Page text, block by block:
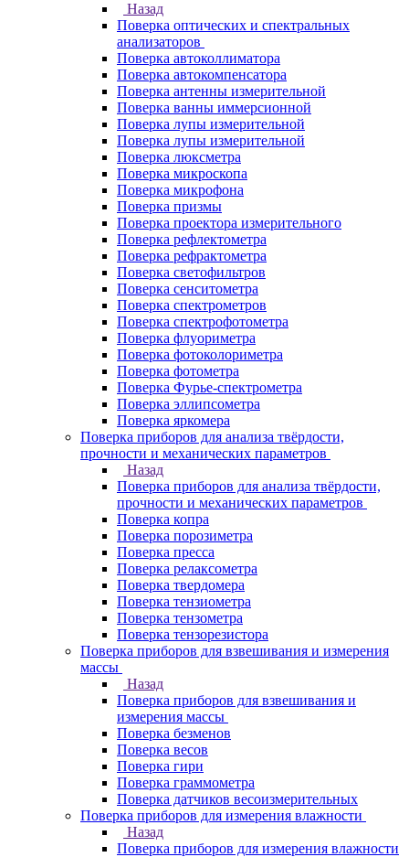
Назад
Поверка оптических и спектральных
анализаторов
Поверка автоколлиматора
Поверка автокомпенсатора
Поверка антенны измерительной
Поверка ванны иммерсионной
Поверка лупы измерительной
Поверка лупы измерительной
Поверка люксметра
Поверка микроскопа
Поверка микрофона
Поверка призмы
Поверка проектора измерительного
Поверка рефлектометра
Поверка рефрактометра
Поверка светофильтров
Поверка сенситометра
Поверка спектрометров
Поверка спектрофотометра
Поверка флуориметра
Поверка фотоколориметра
Поверка фотометра
Поверка Фурье-спектрометра
Поверка эллипсометра
Поверка яркомера
Поверка приборов для анализа твёрдости,
прочности и механических параметров
Назад
Поверка приборов для анализа твёрдости,
прочности и механических параметров
Поверка копра
Поверка порозиметра
Поверка пресса
Поверка релаксометра
Поверка твердомера
Поверка тензиометра
Поверка тензометра
Поверка тензорезистора
Поверка приборов для взвешивания и измерения
массы
Назад
Поверка приборов для взвешивания и
измерения массы
Поверка безменов
Поверка весов
Поверка гири
Поверка граммометра
Поверка датчиков весоизмерительных
Поверка приборов для измерения влажности
Назад
Поверка приборов для измерения влажности